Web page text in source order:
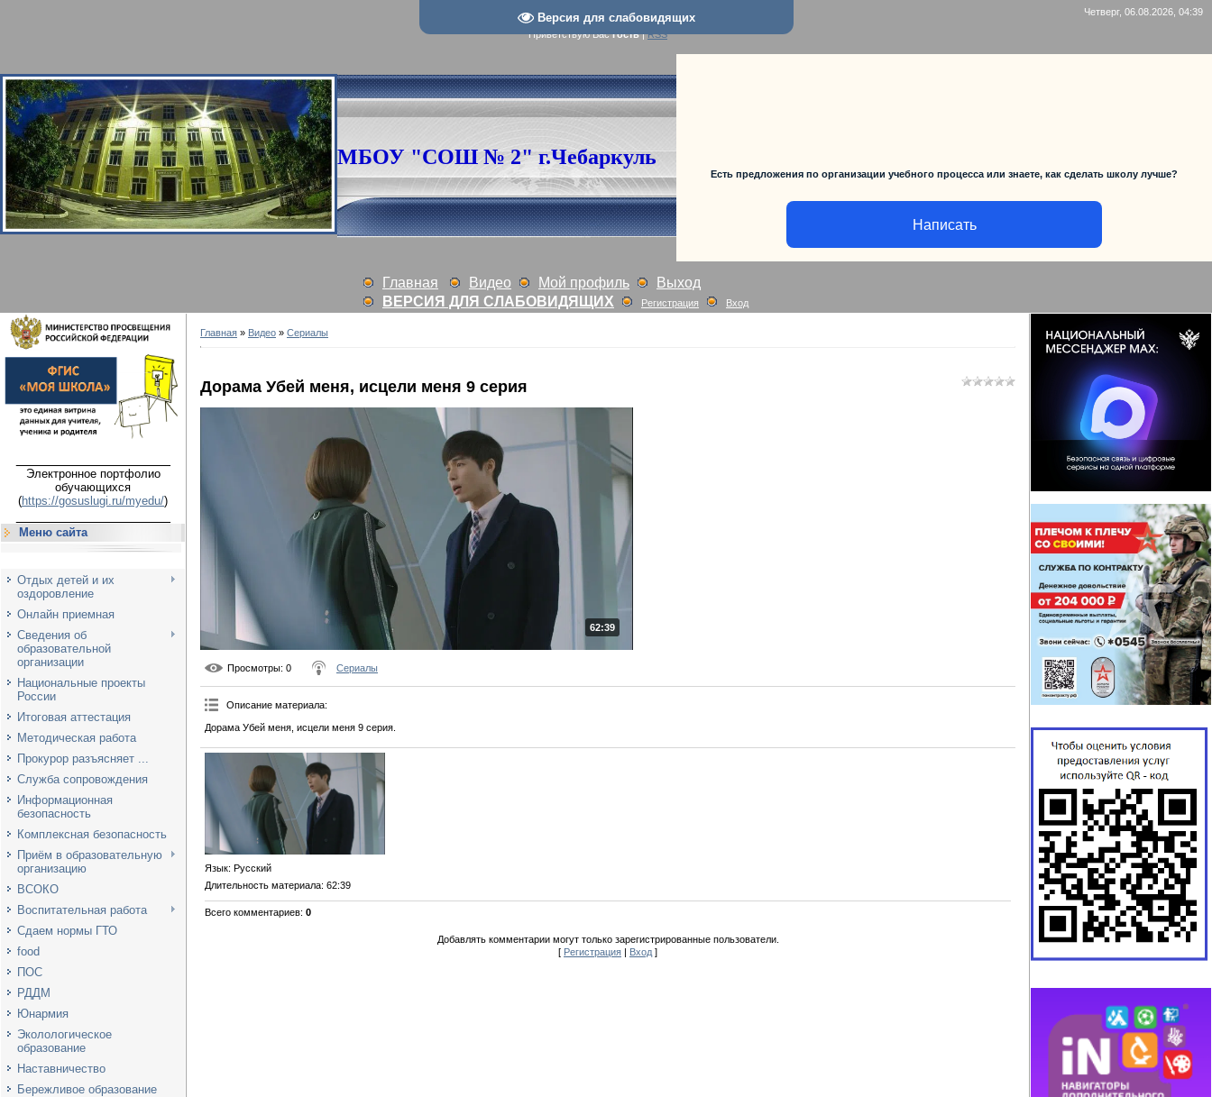
Версия для слабовидящих Четверг, 06.08.2026, 04:39
Приветствую Вас Гость|RSS
МБОУ "СОШ № 2" г.Чебаркуль
Есть предложения по организации учебного процесса или знаете, как сделать школу лучше?
Написать
Главная Видео Мой профиль
Выход
ВЕРСИЯ ДЛЯ СЛАБОВИДЯЩИХ
Регистрация Вход
Электронное портфолио
обучающихся
(https://gosuslugi.ru/myedu/)
Меню сайта
Отдых детей и их
оздоровление
Онлайн приемная
Сведения об
образовательной
организации
Национальные проекты
России
Итоговая аттестация
Методическая работа
Прокурор разъясняет ...
Служба сопровождения
Информационная
безопасность
Комплексная безопасность
Приём в образовательную
организацию
ВСОКО
Воспитательная работа
Сдаем нормы ГТО
food
ПОС
РДДМ
Юнармия
Эколологическое
образование
Наставничество
Бережливое образование
Главная » Видео » Сериалы
Дорама Убей меня, исцели меня 9 серия
62:39
Просмотры: 0 Сериалы
Описание материала:
Дорама Убей меня, исцели меня 9 серия.
Язык: Русский
Длительность материала: 62:39
Всего комментариев: 0
Добавлять комментарии могут только зарегистрированные пользователи.
[ Регистрация | Вход ]